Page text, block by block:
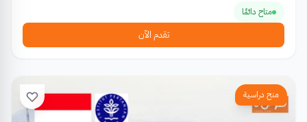
متاح دائمًا
تقدم الآن
منح دراسية